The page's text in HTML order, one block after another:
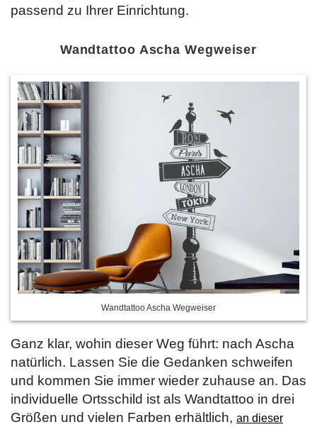
passend zu Ihrer Einrichtung.
Wandtattoo Ascha Wegweiser
Wandtattoo Ascha Wegweiser
Ganz klar, wohin dieser Weg führt: nach Ascha
natürlich. Lassen Sie die Gedanken schweifen
und kommen Sie immer wieder zuhause an. Das
individuelle Ortsschild ist als Wandtattoo in drei
Größen und vielen Farben erhältlich, an dieser